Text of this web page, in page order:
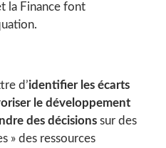
la Finance font
d’identifier les écarts
le développement
des décisions sur des
» des ressources